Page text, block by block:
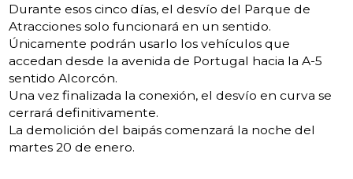
Durante esos cinco días, el desvío del Parque de
Atracciones solo funcionará en un sentido.
Únicamente podrán usarlo los vehículos que
accedan desde la avenida de Portugal hacia la A-5
sentido Alcorcón.
Una vez finalizada la conexión, el desvío en curva se
cerrará definitivamente.
La demolición del baipás comenzará la noche del
martes 20 de enero.